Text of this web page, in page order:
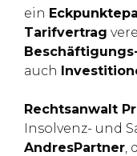
ein
Tarifvertrag
auch
Rechtsanwalt
Insolvenz- und
AndresPartner,